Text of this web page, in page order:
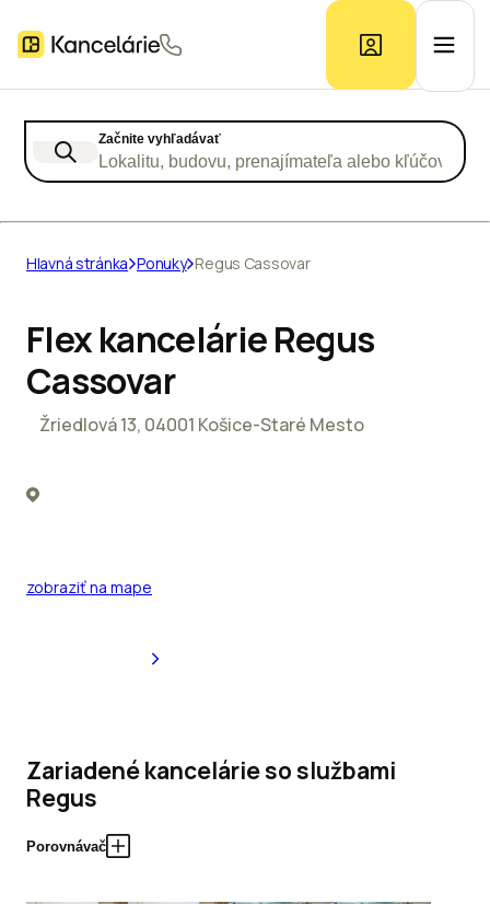
Prieskum trhu
Začnite vyhľadávať
Lokalitu, budovu, prenajímateľa alebo kľúčové
Hlavná stránka Ponuky Regus Cassovar
Flex kancelárie Regus
Cassovar
Žriedlová 13, 04001 Košice-Staré Mesto
zobraziť na mape
Zariadené kancelárie so službami
Regus
Porovnávač